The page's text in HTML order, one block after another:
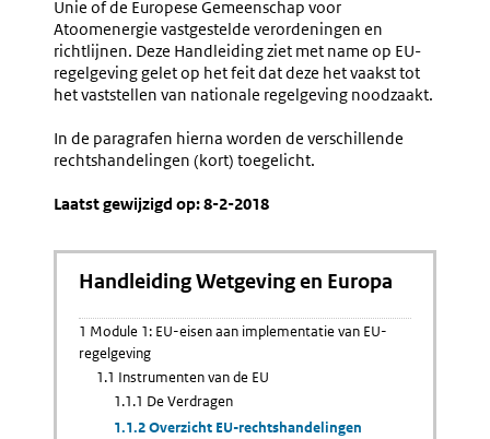
Unie of de Europese Gemeenschap voor
Atoomenergie vastgestelde verordeningen en
richtlijnen. Deze Handleiding ziet met name op EU-
regelgeving gelet op het feit dat deze het vaakst tot
het vaststellen van nationale regelgeving noodzaakt.
In de paragrafen hierna worden de verschillende
rechtshandelingen (kort) toegelicht.
Laatst gewijzigd op: 8-2-2018
Handleiding Wetgeving en Europa
1 Module 1: EU-eisen aan implementatie van EU-
regelgeving
1.1 Instrumenten van de EU
1.1.1 De Verdragen
1.1.2 Overzicht EU-rechtshandelingen